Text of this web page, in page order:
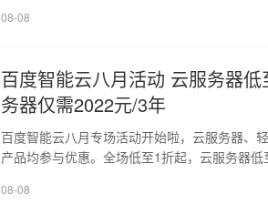
{display: inline !important;border: none
08-08
百度智能云八月活动 云服务器
务器仅需2022元/3年
百度智能云八月专场活动开始啦，云服务器、
产品均参与优惠。全场低至1折起，云服务器
smiley, img.emoji {display: inline
08-08